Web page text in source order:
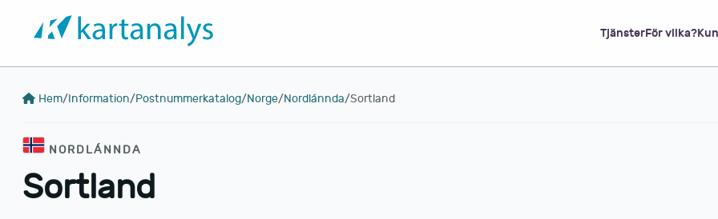
TjänsterFör vilka?
Hem/Information/Postnummerkatalog/Norge/Nordlánnda/Sortland
NORDLÁNNDA
Sortland